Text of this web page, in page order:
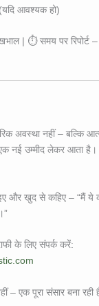
आवश्यक हो)
| ⏱️ समय पर रिपोर्ट
अवस्था नहीं – बल्कि
एक नई उम्मीद लेकर आता
और खुद से कहिए – “मैं
के लिए संपर्क करें:
– एक पूरा संसार बना रही